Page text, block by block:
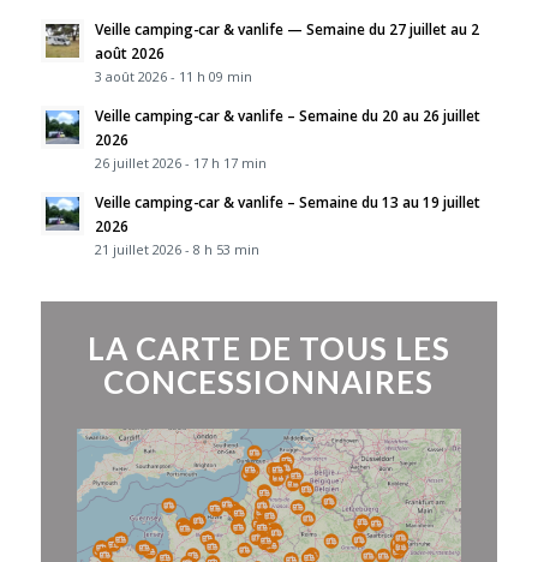
Veille camping-car & vanlife — Semaine du 27 juillet au 2
août 2026
3 août 2026 - 11 h 09 min
Veille camping-car & vanlife – Semaine du 20 au 26 juillet
2026
26 juillet 2026 - 17 h 17 min
Veille camping-car & vanlife – Semaine du 13 au 19 juillet
2026
21 juillet 2026 - 8 h 53 min
LA CARTE DE TOUS LES
CONCESSIONNAIRES